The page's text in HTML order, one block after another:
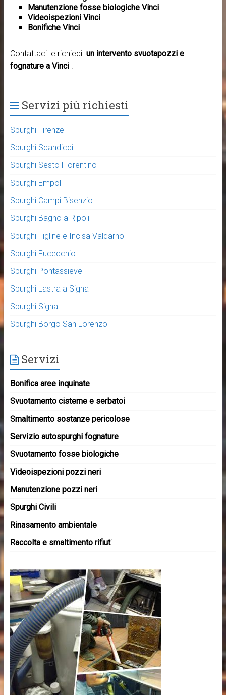
Manutenzione fosse biologiche Vinci
Videoispezioni Vinci
Bonifiche Vinci
Contattaci e richiedi un intervento svuotapozzi e
fognature a Vinci !
Servizi più richiesti
Spurghi Firenze
Spurghi Scandicci
Spurghi Sesto Fiorentino
Spurghi Empoli
Spurghi Campi Bisenzio
Spurghi Bagno a Ripoli
Spurghi Figline e Incisa Valdarno
Spurghi Fucecchio
Spurghi Pontassieve
Spurghi Lastra a Signa
Spurghi Signa
Spurghi Borgo San Lorenzo
Servizi
Bonifica aree inquinate
Svuotamento cisterne e serbatoi
Smaltimento sostanze pericolose
Servizio autospurghi fognature
Svuotamento fosse biologiche
Videoispezioni pozzi neri
Manutenzione pozzi neri
Spurghi Civili
Rinasamento ambientale
Raccolta e smaltimento rifiuti